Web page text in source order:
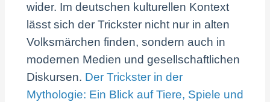
wider. Im deutschen kulturellen Kontext
lässt sich der Trickster nicht nur in alten
Volksmärchen finden, sondern auch in
modernen Medien und gesellschaftlichen
Diskursen. Der Trickster in der
Mythologie: Ein Blick auf Tiere, Spiele und